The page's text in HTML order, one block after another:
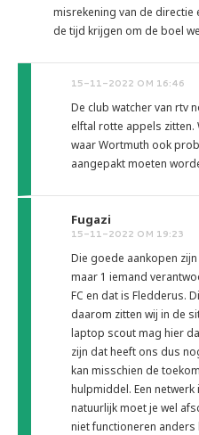
misrekening van de directie
de tijd krijgen om de boel
15-11-2022 OM 16:46
De club watcher van rtv
elftal rotte appels zitten.
waar Wortmuth ook
aangepakt moeten
Fugazi
15-11-2022 OM 19:23
Die goede aankopen
maar 1 iemand
FC en dat is Fledderus.
daarom zitten wij in de
laptop scout mag hier
zijn dat heeft ons dus
kan misschien de
hulpmiddel. Een netwerk
natuurlijk moet je wel
niet functioneren anders